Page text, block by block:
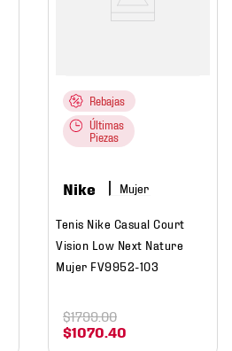
Rebajas
Últimas
Piezas
Nike Mujer
Tenis Nike Casual Court
Vision Low Next Nature
Mujer FV9952-103
$1070 40
$1799.00